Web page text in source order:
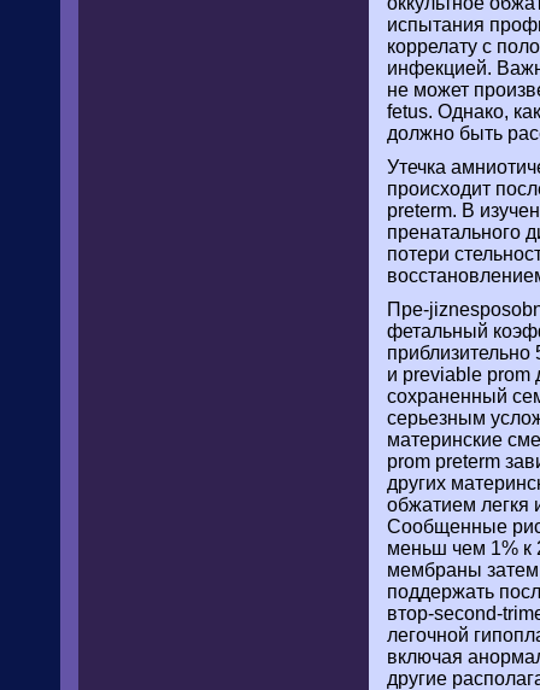
испытания
коррелату с
инфекцией.
не может
fetus. Однако,
должно быть
Утечка
происходит
preterm. В
пренатального
потери
Пре-
фетальный
и previable prom
сохраненный
серьезным
материнские
prom preterm
других
обжатием легкя
Сообщенные
меньш чем 1% к
мембраны затем
поддержать
втор-second-
легочной
включая
другие